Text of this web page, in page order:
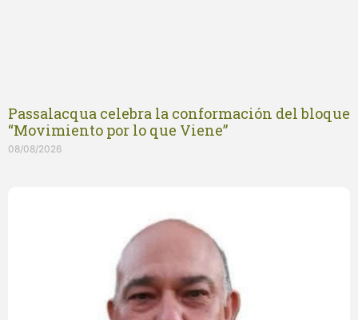
Passalacqua celebra la conformación del bloque
“Movimiento por lo que Viene”
08/08/2026